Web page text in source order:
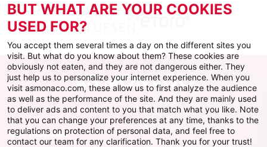
ФК Монако
BUT WHAT ARE YOUR COOKIES
USED FOR?
You accept them several times a day on the different sites you
visit. But what do you know about them? These cookies are
obviously not eaten, and they are not dangerous either. They
just help us to personalize your internet experience. When you
visit asmonaco.com, these allow us to first analyze the audience
as well as the performance of the site. And they are mainly used
to deliver ads and content to you that match what you like. Note
that you can change your preferences at any time, thanks to the
regulations on protection of personal data, and feel free to
contact our team for any clarification. Thank you for your trust!